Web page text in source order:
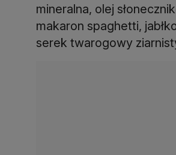
mineralna, olej
makaron spaghetti,
serek twarogowy